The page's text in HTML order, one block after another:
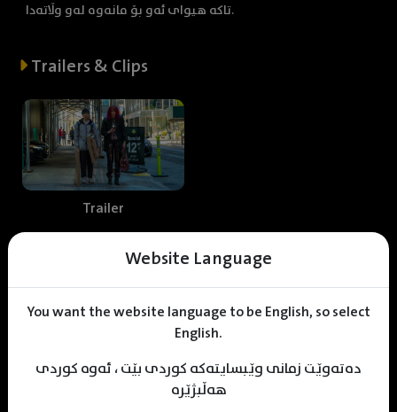
Website Language
You want the website language to be English, so select
English.
دەتەوێت زمانی وێبسایتەکە کوردی بێت ، ئەوە کوردی
هەڵبژێرە
تاکە هیوای ئەو بۆ مانەوە لەو وڵاتەدا.
Trailers & Clips
Trailer
KDV Designer
Designer